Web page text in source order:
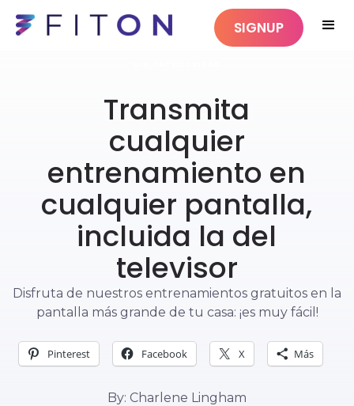
SIGNUP
Transmita
cualquier
entrenamiento en
cualquier pantalla,
incluida la del
televisor
Disfruta de nuestros entrenamientos gratuitos en la
pantalla más grande de tu casa: ¡es muy fácil!
Pinterest Facebook X Más
By: Charlene Lingham